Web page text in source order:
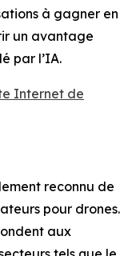
à gagner en
un avantage
par l’IA.
Internet de
reconnu de
pour drones.
aux